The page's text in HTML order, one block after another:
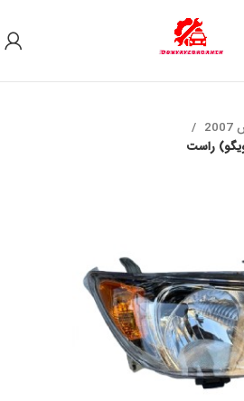
خرید تماس بگیرید.